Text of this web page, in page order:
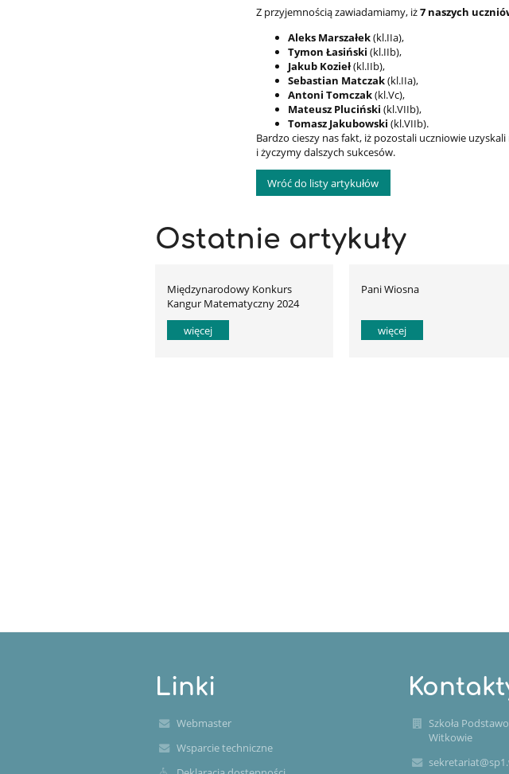
Z przyjemnością zawiadamiamy, iż7 naszych
Aleks Marszałek(kl.IIa),
Tymon Łasiński (kl.IIb),
Jakub Kozieł(kl.IIb),
Sebastian Matczak(kl.IIa),
Antoni Tomczak(kl.Vc),
Mateusz Pluciński (kl.VIIb),
Tomasz Jakubowski (kl.VIIb).
Bardzo cieszy nas fakt, iż pozostali uczniowie
i życzymy dalszych sukcesów.
Wróć do listy artykułów
Ostatnie artykuły
Międzynarodowy Konkurs
Kangur Matematyczny 2024
więcej
Pani Wiosna
więcej
Linki
Webmaster
Wsparcie techniczne
Szkoła
Witkowie